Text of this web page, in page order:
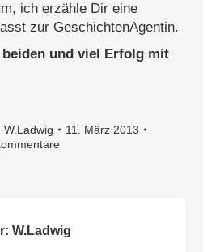
ich erzähle Dir eine
zur GeschichtenAgentin.
und viel Erfolg mit
W.Ladwig
11. März 2013
W.Ladwig